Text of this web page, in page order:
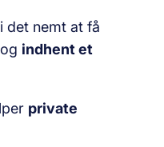
nemt at få
indhent et
private